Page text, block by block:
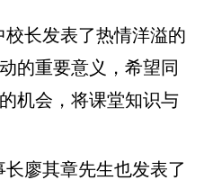
长发表了热情洋溢的
的重要意义，希望同
机会，将课堂知识与
廖其章先生也发表了